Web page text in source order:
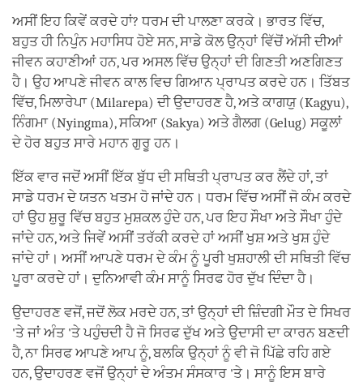
ਅਸੀਂ ਇਹ ਕਿਵੇਂ ਕਰਦੇ ਹਾਂ? ਧਰਮ ਦੀ ਪਾਲਣਾ ਕਰਕੇ। ਭਾਰਤ ਵਿੱਚ,
ਬਹੁਤ ਹੀ ਨਿਪੁੰਨ ਮਹਾਸਿਧ ਹੋਏ ਸਨ, ਸਾਡੇ ਕੋਲ ਉਨ੍ਹਾਂ ਵਿੱਚੋਂ ਅੱਸੀ ਦੀਆਂ
ਜੀਵਨ ਕਹਾਣੀਆਂ ਹਨ, ਪਰ ਅਸਲ ਵਿੱਚ ਉਨ੍ਹਾਂ ਦੀ ਗਿਣਤੀ ਅਣਗਿਣਤ
ਹੈ। ਉਹ ਆਪਣੇ ਜੀਵਨ ਕਾਲ ਵਿਚ ਗਿਆਨ ਪ੍ਰਾਪਤ ਕਰਦੇ ਹਨ। ਤਿੱਬਤ
ਵਿੱਚ, ਮਿਲਾਰੇਪਾ (Milarepa) ਦੀ ਉਦਾਹਰਣ ਹੈ, ਅਤੇ ਕਾਗਯੁ (Kagyu),
ਨਿੰਗਮਾ (Nyingma), ਸਕਿਆ (Sakya) ਅਤੇ ਗੈਲਗ (Gelug) ਸਕੂਲਾਂ
ਦੇ ਹੋਰ ਬਹੁਤ ਸਾਰੇ ਮਹਾਨ ਗੁਰੂ ਹਨ।
ਇੱਕ ਵਾਰ ਜਦੋਂ ਅਸੀਂ ਇੱਕ ਬੁੱਧ ਦੀ ਸਥਿਤੀ ਪ੍ਰਾਪਤ ਕਰ ਲੈਂਦੇ ਹਾਂ, ਤਾਂ
ਸਾਡੇ ਧਰਮ ਦੇ ਯਤਨ ਖਤਮ ਹੋ ਜਾਂਦੇ ਹਨ। ਧਰਮ ਵਿੱਚ ਅਸੀਂ ਜੋ ਕੰਮ ਕਰਦੇ
ਹਾਂ ਉਹ ਸ਼ੁਰੂ ਵਿੱਚ ਬਹੁਤ ਮੁਸ਼ਕਲ ਹੁੰਦੇ ਹਨ, ਪਰ ਇਹ ਸੌਖਾ ਅਤੇ ਸੌਖਾ ਹੁੰਦੇ
ਜਾਂਦੇ ਹਨ, ਅਤੇ ਜਿਵੇਂ ਅਸੀਂ ਤਰੱਕੀ ਕਰਦੇ ਹਾਂ ਅਸੀਂ ਖੁਸ਼ ਅਤੇ ਖੁਸ਼ ਹੁੰਦੇ
ਜਾਂਦੇ ਹਾਂ। ਅਸੀਂ ਆਪਣੇ ਧਰਮ ਦੇ ਕੰਮ ਨੂੰ ਪੂਰੀ ਖੁਸ਼ਹਾਲੀ ਦੀ ਸਥਿਤੀ ਵਿੱਚ
ਪੂਰਾ ਕਰਦੇ ਹਾਂ। ਦੁਨਿਆਵੀ ਕੰਮ ਸਾਨੂੰ ਸਿਰਫ ਹੋਰ ਦੁੱਖ ਦਿੰਦਾ ਹੈ।
ਉਦਾਹਰਣ ਵਜੋਂ, ਜਦੋਂ ਲੋਕ ਮਰਦੇ ਹਨ, ਤਾਂ ਉਨ੍ਹਾਂ ਦੀ ਜ਼ਿੰਦਗੀ ਮੌਤ ਦੇ ਸਿਖਰ
'ਤੇ ਜਾਂ ਅੰਤ 'ਤੇ ਪਹੁੰਚਦੀ ਹੈ ਜੋ ਸਿਰਫ ਦੁੱਖ ਅਤੇ ਉਦਾਸੀ ਦਾ ਕਾਰਨ ਬਣਦੀ
ਹੈ, ਨਾ ਸਿਰਫ ਆਪਣੇ ਆਪ ਨੂੰ, ਬਲਕਿ ਉਨ੍ਹਾਂ ਨੂੰ ਵੀ ਜੋ ਪਿੱਛੇ ਰਹਿ ਗਏ
ਹਨ, ਉਦਾਹਰਣ ਵਜੋਂ ਉਨ੍ਹਾਂ ਦੇ ਅੰਤਮ ਸੰਸਕਾਰ 'ਤੇ। ਸਾਨੂੰ ਇਸ ਬਾਰੇ